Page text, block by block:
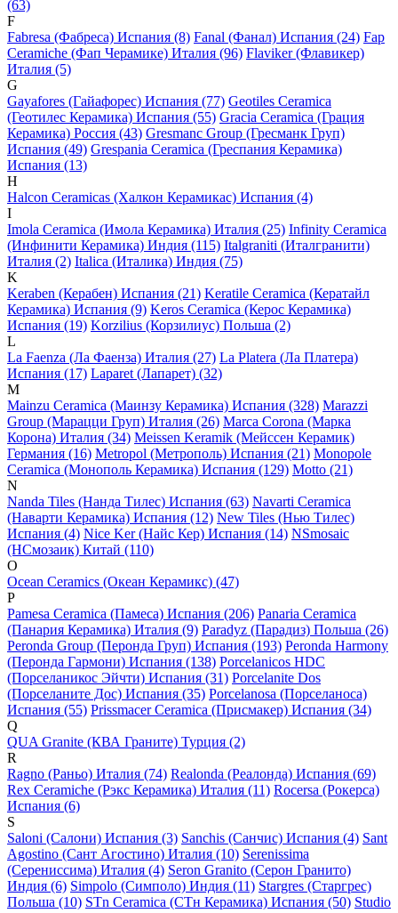
(63)
F
Fabresa (Фабреса) Испания (8) Fanal (Фанал) Испания (24) Fap
Ceramiche (Фап Черамике) Италия (96) Flaviker (Флавикер)
Италия (5)
G
Gayafores (Гайафорес) Испания (77) Geotiles Ceramica
(Геотилес Керамика) Испания (55) Gracia Ceramica (Грация
Керамика) Россия (43) Gresmanc Group (Гресманк Груп)
Испания (49) Grespania Ceramica (Греспания Керамика)
Испания (13)
H
Halcon Ceramicas (Халкон Керамикас) Испания (4)
I
Imola Ceramica (Имола Керамика) Италия (25) Infinity Ceramica
(Инфинити Керамика) Индия (115) Italgraniti (Италгранити)
Италия (2) Italica (Италика) Индия (75)
K
Keraben (Керабен) Испания (21) Keratile Ceramica (Кератайл
Керамика) Испания (9) Keros Ceramica (Керос Керамика)
Испания (19) Korzilius (Корзилиус) Польша (2)
L
La Faenza (Ла Фаенза) Италия (27) La Platera (Ла Платера)
Испания (17) Laparet (Лапарет) (32)
M
Mainzu Ceramica (Маинзу Керамика) Испания (328) Marazzi
Group (Марацци Груп) Италия (26) Marca Corona (Марка
Корона) Италия (34) Meissen Keramik (Мейсcен Керамик)
Германия (16) Metropol (Метрополь) Испания (21) Monopole
Ceramica (Монополь Керамика) Испания (129) Motto (21)
N
Nanda Tiles (Нанда Тилес) Испания (63) Navarti Ceramica
(Наварти Керамика) Испания (12) New Tiles (Нью Тилес)
Испания (4) Nice Ker (Найс Кер) Испания (14) NSmosaic
(НСмозаик) Китай (110)
O
Ocean Ceramics (Океан Керамикс) (47)
P
Pamesa Ceramica (Памеса) Испания (206) Panaria Ceramica
(Панария Керамика) Италия (9) Paradyz (Парадиз) Польша (26)
Peronda Group (Перонда Груп) Испания (193) Peronda Harmony
(Перонда Гармони) Испания (138) Porcelanicos HDC
(Порселаникос Эйчти) Испания (31) Porcelanite Dos
(Порселаните Дос) Испания (35) Porcelanosa (Порселаноса)
Испания (55) Prissmacer Ceramica (Присмакер) Испания (34)
Q
QUA Granite (КВА Граните) Турция (2)
R
Ragno (Раньо) Италия (74) Realonda (Реалонда) Испания (69)
Rex Ceramiche (Рэкс Керамика) Италия (11) Rocersa (Рокерса)
Испания (6)
S
Saloni (Салони) Испания (3) Sanchis (Санчис) Испания (4) Sant
Agostino (Сант Агостино) Италия (10) Serenissima
(Серениссима) Италия (4) Seron Granito (Серон Гранито)
Индия (6) Simpolo (Симполо) Индия (11) Stargres (Старгрес)
Польша (10) STn Ceramica (СТн Керамика) Испания (50) Studio